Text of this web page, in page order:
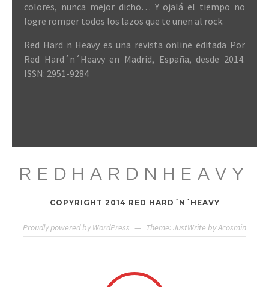
colores, nunca mejor dicho… Y ojalá el tiempo no
logre romper todos los lazos que te unen al rock.
Red Hard n Heavy es una revista online editada Por
Red Hard´n´Heavy en Madrid, España, desde 2014.
ISSN: 2951-9284
REDHARDNHEAVY
COPYRIGHT 2014 RED HARD´N´HEAVY
Proudly powered by WordPress — Theme: JustWrite byAcosmin